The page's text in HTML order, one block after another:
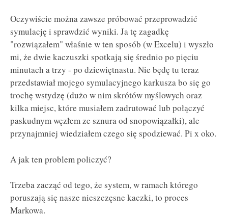
Oczywiście można zawsze próbować przeprowadzić
symulację i sprawdzić wyniki. Ja tę zagadkę
"rozwiązałem" właśnie w ten sposób (w Excelu) i wyszło
mi, że dwie kaczuszki spotkają się średnio po pięciu
minutach a trzy - po dziewiętnastu. Nie będę tu teraz
przedstawiał mojego symulacyjnego karkusza bo się go
trochę wstydzę (dużo w nim skrótów myślowych oraz
kilka miejsc, które musiałem zadrutować lub połączyć
paskudnym węzłem ze sznura od snopowiązałki), ale
przynajmniej wiedziałem czego się spodziewać. Pi x oko.
A jak ten problem policzyć?
Trzeba zacząć od tego, że system, w ramach którego
poruszają się nasze nieszczęsne kaczki, to proces
Markowa.